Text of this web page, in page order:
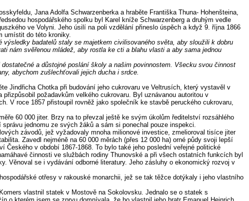
Jana Adolfa Schwarzenberka a hraběte Františka Thuna- Hohenšteina,
hospodářského spolku byl Karel kníže Schwarzenberg a druhým vedle
ve Volyni. Jeho úsilí na poli vzdělání přineslo úspěch a když 9. října 1866
umístit do této kroniky.
badatelů staly se majetkem civilisovaného světa, aby sloužili k dobru
nám svěřenou mládež, aby rostla ke cti a blahu vlasti a aby sama jednou
a důstojné poslání školy a našim povinnostem. Všecku svou činnost
abychom zušlechťovali jejich ducha i srdce.
Jindřicha Chotka při budování jeho cukrovaru ve Veltrusích, který vystavěl v
požadavkům velkého cukrovaru. Byl uznávanou autoritou v
V roce 1857 přistoupil rovněž jako společník ke stavbě peruckého cukrovaru,
60 000 jiter. Brzy na to převzal ještě ke svým úkolům ředitelství rozsáhlého
jednomu ze svých žáků a sám si ponechal pouze inspekci.
závodů, jež vyžadovaly mnoha milionové investice, zmelioroval tisíce jiter
Zavedl nejméně na 60 000 měrách (přes 12 000 ha) orné půdy svoji lepší
v období 1867-1868. To bylo také jeho poslední veřejné politické
činnosti ve službách rodiny Thunovské a při všech ostatních funkcích byl
Věnoval se i vydávání odborné literatury. Jeho zásluhy o ekonomický rozvoj v
otřesy v rakouské monarchii, jež se tak těžce dotýkaly i jeho vlastního
vlastnil statek v Mostově na Sokolovsku. Jednalo se o statek s